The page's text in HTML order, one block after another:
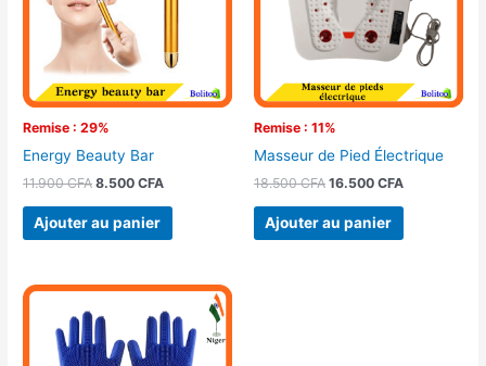
Remise : 29%
Energy Beauty Bar
11.900CFA 8.500CFA
Ajouter au panier
Remise : 11%
Masseur de Pied Électrique
18.500CFA 16.500 CFA
Ajouter au panier